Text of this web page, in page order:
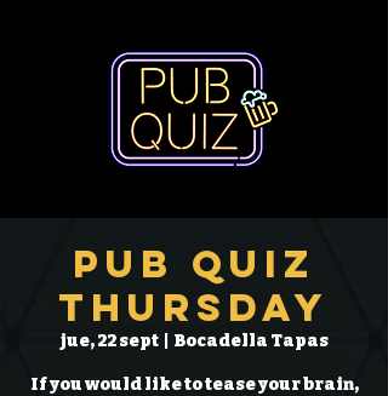
Pub Quiz
Thursday
jue, 22 sept
  |
Bocadella Tapas
If you would like to tease your brain,